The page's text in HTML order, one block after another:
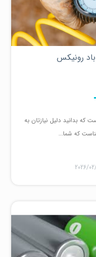
رونیکس
که بدانید دلیل نیازتان به
که شما...
2026/